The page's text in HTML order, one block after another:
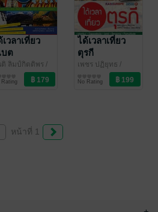
เวลาเที่ยว
บต
ติ ลิมป์กิตติพร /
นักพิมพ์ฟอร์เวิร์ด
Rating
ได้เวลาเที่ยว
ตุรกี
เพชร ปฏิยุทธ /
สำนักพิมพ์ฟอร์เวิร์ด
No Rating
หน้าที่ 1